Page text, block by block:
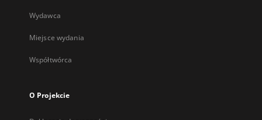
Wydawca
Miejsce wydania
Współtwórca
O Projekcie